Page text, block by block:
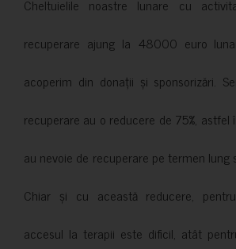
Cheltuielile noastre lunare cu
recuperare ajung la 48000 euro
acoperim din donații și sponsorizări.
recuperare au o reducere de 75%,
au nevoie de recuperare pe termen lung
Chiar și cu această reducere,
accesul la terapii este dificil, atât